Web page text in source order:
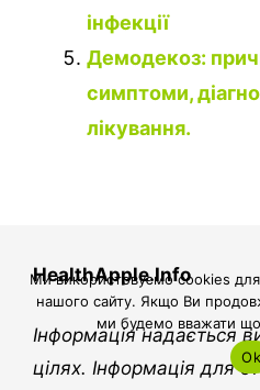
інфекції
Демодекоз:
симптоми,
лікування.
HealthApple.Info
Інформація надається
цілях. Інформація для
Ми використовуємо cookies
нашого сайту. Якщо Ви
ми будемо вважати
Ok